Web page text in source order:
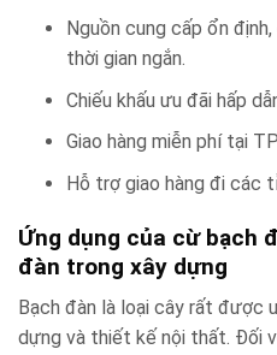
Nguồn cung cấp ổn
thời gian ngắn.
Chiếu khấu ưu đãi hấp
Giao hàng miễn phí tại
Hỗ trợ giao hàng đi các
Ứng dụng của cừ bạch
đàn trong xây dựng
Bạch đàn là loại cây rất được
dựng và thiết kế nội thất. Đối